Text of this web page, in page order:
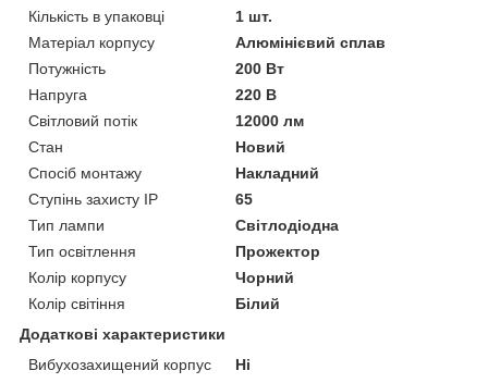
Кількість в упаковці
1 шт.
Матеріал корпусу
Алюмінієвий сплав
Потужність
200 Вт
Напруга
220 В
Світловий потік
12000 лм
Стан
Новий
Спосіб монтажу
Накладний
Ступінь захисту IP
65
Тип лампи
Світлодіодна
Тип освітлення
Прожектор
Колір корпусу
Чорний
Колір світіння
Білий
Додаткові характеристики
Вибухозахищений корпус
Ні